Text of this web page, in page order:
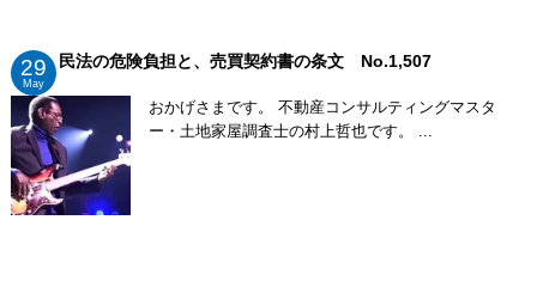
29
May
民法の危険負担と、売買契約書の条文 No.1,507
おかげさまです。 不動産コンサルティングマスタ
ー・土地家屋調査士の村上哲也です。 ...